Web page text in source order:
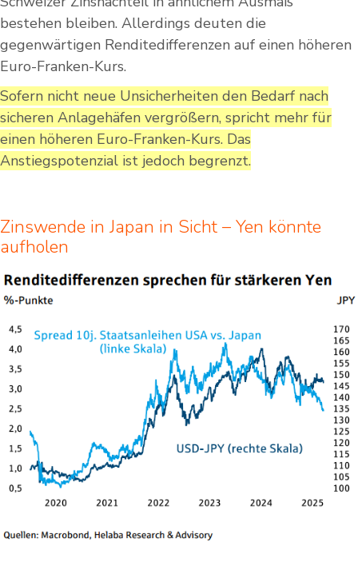
bestehen bleiben. Allerdings deuten die
gegenwärtigen Renditedifferenzen auf einen höheren
Euro-Franken-Kurs.
Sofern nicht neue Unsicherheiten den Bedarf nach
sicheren Anlagehäfen vergrößern, spricht mehr für
einen höheren Euro-Franken-Kurs. Das
Anstiegspotenzial ist jedoch begrenzt.
Zinswende in Japan in Sicht – Yen könnte
aufholen